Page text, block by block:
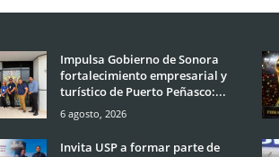
Impulsa Gobierno de Sonora
fortalecimiento empresarial y
turístico de Puerto Peñasco:...
6 agosto, 2026
Invita USP a formar parte de